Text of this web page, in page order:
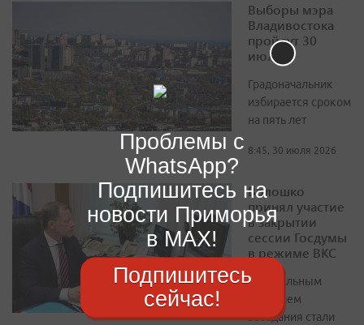
Выборы мэра
Владивостока
пройдут 30
июля
Градоначальник
избирается сроком
на пять лет
8:45, 30 июля 2026
Волошко
принял участие
в закрытии
сессии Госдумы
в режиме ВКС
Центральным
событием
заседания стали
Проблемы с
WhatsApp?
Подпишитесь на
новости Приморья
в MAX!
Подпишитесь
сейчас!